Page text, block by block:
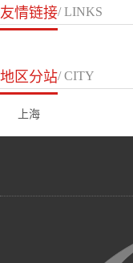
友情链接/ LINKS
地区分站/ CITY
上海